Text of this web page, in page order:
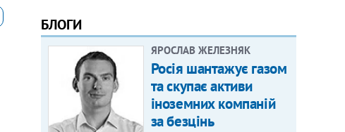
БЛОГИ
ЯРОСЛАВ ЖЕЛЕЗНЯК
Росія шантажує газом
та скупає активи
іноземних компаній
за безцінь